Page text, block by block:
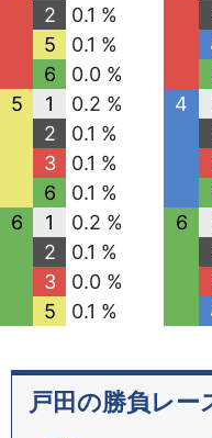
2
0.1 %
5
0.1 %
6
0.0 %
5
1
0.2 %
2
0.1 %
3
0.1 %
6
0.1 %
6
1
0.2 %
2
0.1 %
3
0.0 %
5
0.1 %
4
6
戸田の勝負レー